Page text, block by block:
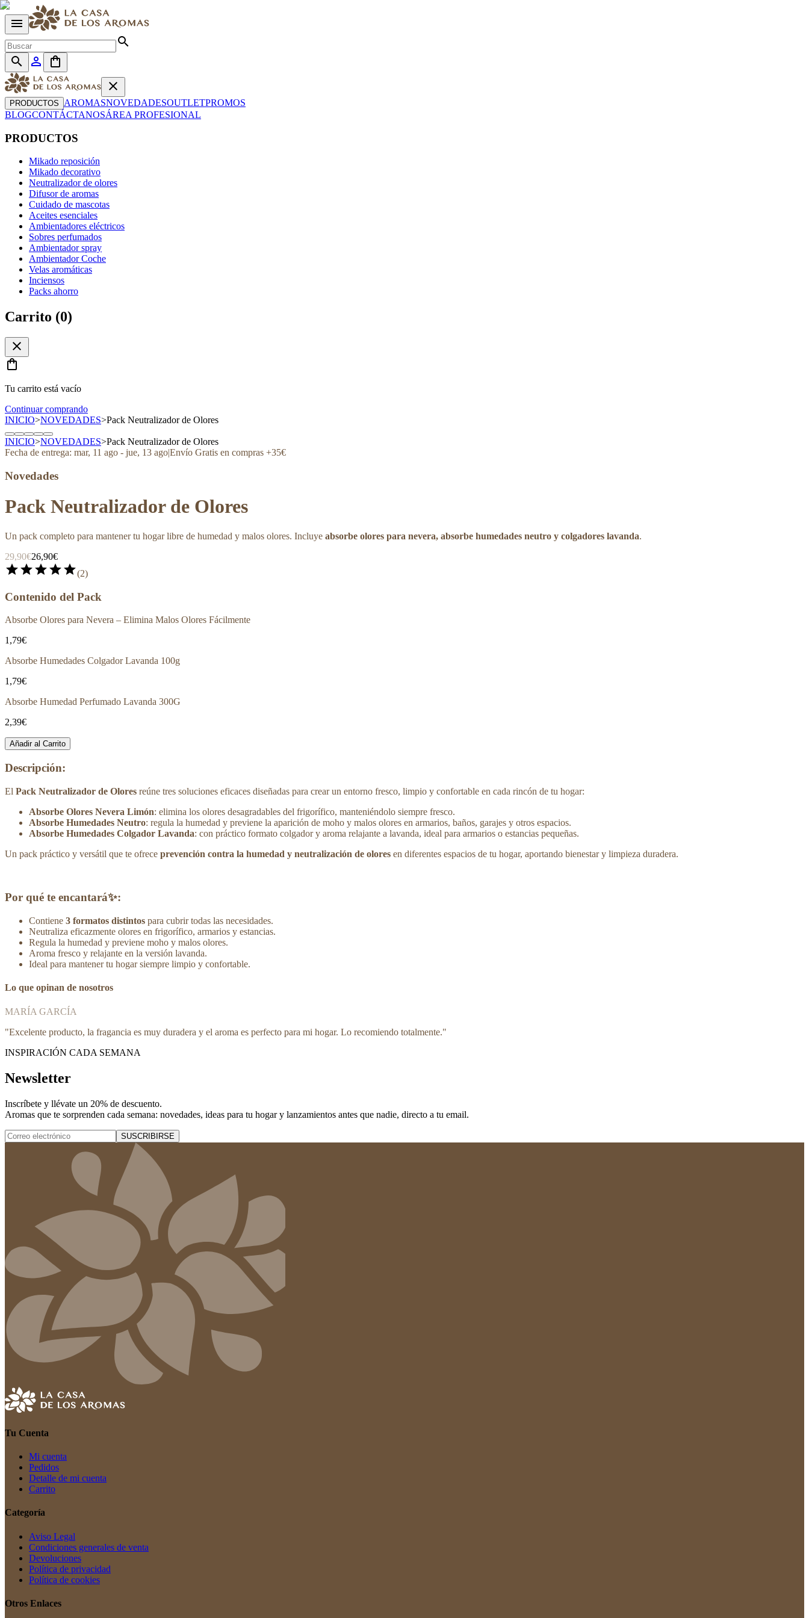
menu
search
search
person_outline
shopping_bag
close
PRODUCTOS AROMASNOVEDADESOUTLETPROMOS
BLOGCONTÁCTANOSÁREA PROFESIONAL
PRODUCTOS
Mikado reposición
Mikado decorativo
Neutralizador de olores
Difusor de aromas
Cuidado de mascotas
Aceites esenciales
Ambientadores eléctricos
Sobres perfumados
Ambientador spray
Ambientador Coche
Velas aromáticas
Inciensos
Packs ahorro
Carrito (0)
close
shopping_bag
Tu carrito está vacío
Continuar comprando
INICIO>NOVEDADES>Pack Neutralizador de Olores
INICIO>NOVEDADES>Pack Neutralizador de Olores
Fecha de entrega: mar, 11 ago - jue, 13 ago|Envío Gratis en compras +35€
Novedades
Pack Neutralizador de Olores
Un pack completo para mantener tu hogar libre de humedad y malos olores. Incluye absorbe olores para nevera, absorbe humedades neutro y colgadores lavanda.
29,90€26,90€
starstarstarstarstar(2)
Contenido del Pack
Absorbe Olores para Nevera – Elimina Malos Olores Fácilmente
1,79€
Absorbe Humedades Colgador Lavanda 100g
1,79€
Absorbe Humedad Perfumado Lavanda 300G
2,39€
Añadir al Carrito
Descripción:
El Pack Neutralizador de Olores reúne tres soluciones eficaces diseñadas para crear un entorno fresco, limpio y confortable en cada rincón de tu hogar:
Absorbe Olores Nevera Limón: elimina los olores desagradables del frigorífico, manteniéndolo siempre fresco.
Absorbe Humedades Neutro: regula la humedad y previene la aparición de moho y malos olores en armarios, baños, garajes y otros espacios.
Absorbe Humedades Colgador Lavanda: con práctico formato colgador y aroma relajante a lavanda, ideal para armarios o estancias pequeñas.
Un pack práctico y versátil que te ofrece prevención contra la humedad y neutralización de olores en diferentes espacios de tu hogar, aportando bienestar y limpieza duradera.
Por qué te encantará✨:
Contiene 3 formatos distintos para cubrir todas las necesidades.
Neutraliza eficazmente olores en frigorífico, armarios y estancias.
Regula la humedad y previene moho y malos olores.
Aroma fresco y relajante en la versión lavanda.
Ideal para mantener tu hogar siempre limpio y confortable.
Lo que opinan de nosotros
MARÍA GARCÍA
"Excelente producto, la fragancia es muy duradera y el aroma es perfecto para mi hogar. Lo recomiendo totalmente."
INSPIRACIÓN CADA SEMANA
Newsletter
Inscríbete y llévate un 20% de descuento.
Aromas que te sorprenden cada semana: novedades, ideas para tu hogar y lanzamientos antes que nadie, directo a tu email.
SUSCRIBIRSE
Tu Cuenta
Mi cuenta
Pedidos
Detalle de mi cuenta
Carrito
Categoría
Aviso Legal
Condiciones generales de venta
Devoluciones
Política de privacidad
Política de cookies
Otros Enlaces